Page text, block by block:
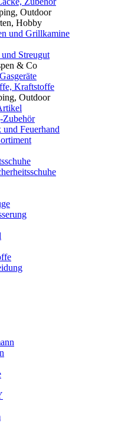
Outdoor
Hobby
und Grillkamine
und Streugut
& Co
Kraftstoffe
Outdoor
Zubehör
und Feuerhand